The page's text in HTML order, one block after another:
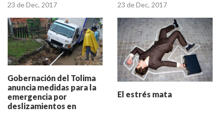
23 de Dec, 2017 23 de Dec, 2017
Gobernación del Tolima
anuncia medidas para la
emergencia por
deslizamientos en
El estrés mata